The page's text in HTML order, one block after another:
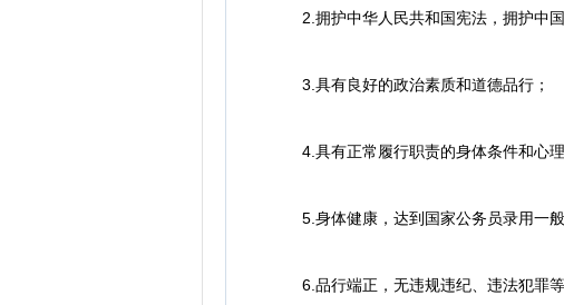
2.拥护中华人民共和国宪法，拥护中国
3.具有良好的政治素质和道德品行；
4.具有正常履行职责的身体条件和心理
5.身体健康，达到国家公务员录用一般
6.品行端正，无违规违纪、违法犯罪等